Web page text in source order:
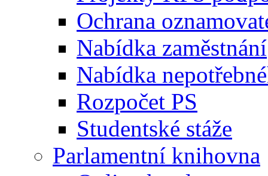
Ochrana
Nabídka zaměstnání
Nabídka
Rozpočet PS
Studentské stáže
Parlamentní knihovna